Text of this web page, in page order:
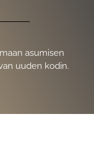
asumisen
uuden kodin.